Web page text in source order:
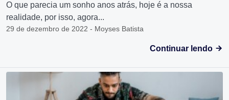
O que parecia um sonho anos atrás, hoje é a nossa
realidade, por isso, agora...
29 de dezembro de 2022 - Moyses Batista
Continuar lendo